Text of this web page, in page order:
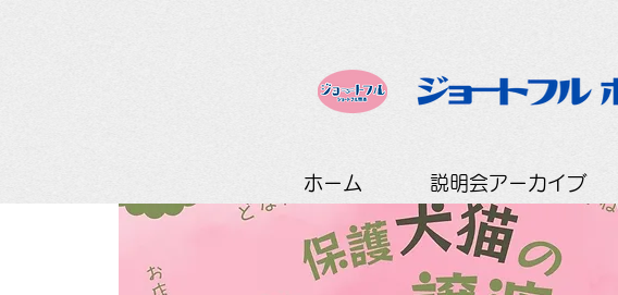
ホーム 説明会アーカイブ